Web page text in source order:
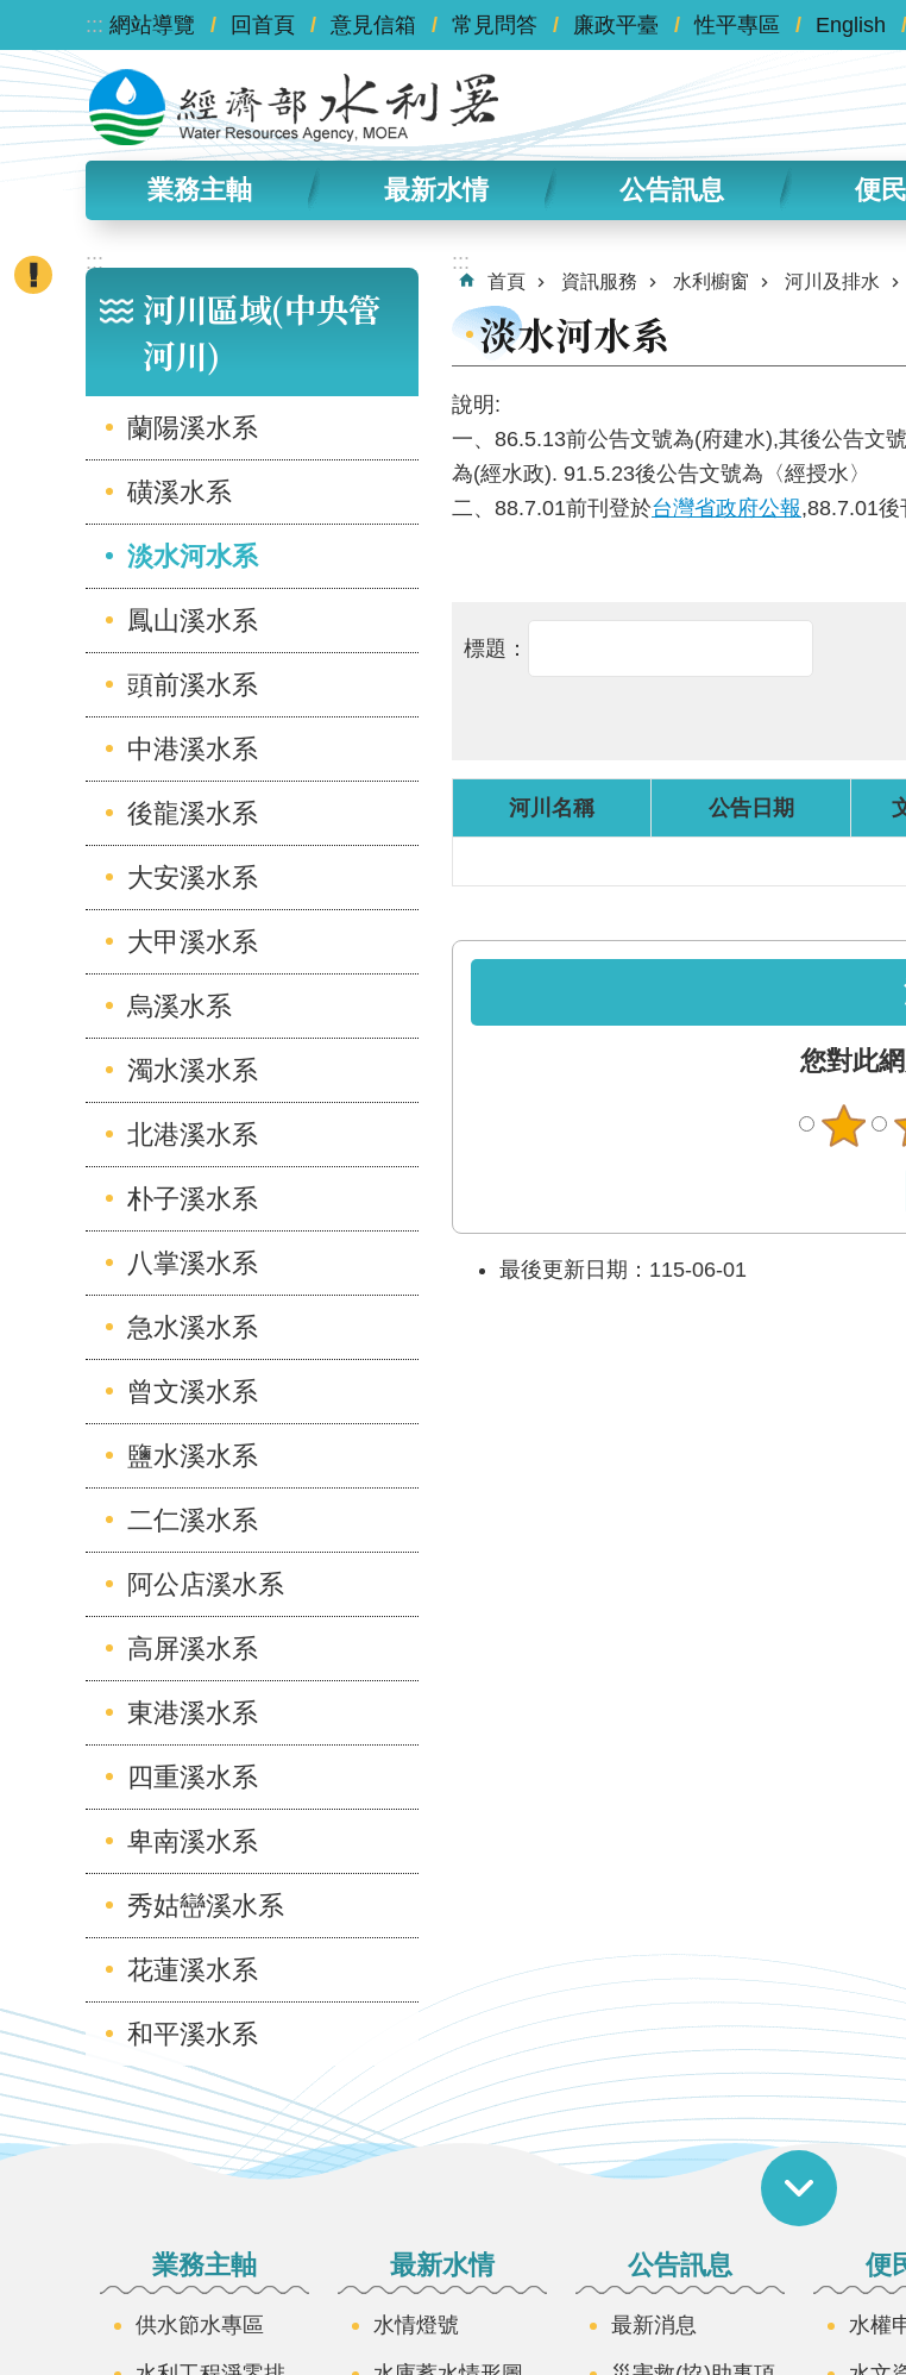
跳到主要內容區塊
::: 網站導覽 回首頁 意見信箱 常見問答 廉政平臺 性平專區 English
業務主軸 最新水情 公告訊息 便
:::
河川區域(中央管
河川)
蘭陽溪水系
磺溪水系
淡水河水系
鳳山溪水系
頭前溪水系
中港溪水系
後龍溪水系
大安溪水系
大甲溪水系
烏溪水系
濁水溪水系
北港溪水系
朴子溪水系
八掌溪水系
急水溪水系
曾文溪水系
鹽水溪水系
二仁溪水系
阿公店溪水系
高屏溪水系
東港溪水系
四重溪水系
卑南溪水系
秀姑巒溪水系
花蓮溪水系
和平溪水系
:::
首頁 資訊服務 水利櫥窗 河川及排水
淡水河水系
說明:
一、86.5.13前公告文號為(府建水),其後公告文
為(經水政). 91.5.23後公告文號為〈經授水〉
二、88.7.01前刊登於台灣省政府公報,88.7.01後
標題：
河川名稱 公告日期
您對此
最後更新日期：115-06-01
業務主軸
供水節水專區
最新水情
水情燈號
公告訊息
最新消息
便
水權